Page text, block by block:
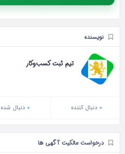
نویسنده
تیم ثبت کسب‌وکار
0 دنبال‌ کننده 0 دنبال شده
درخواست مالکیت آگهی ها